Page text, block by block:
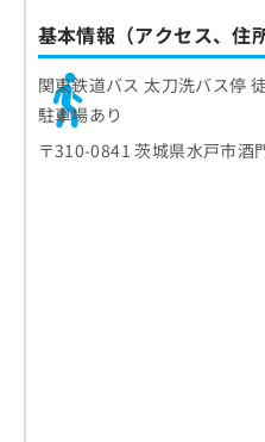
基本情報（アクセス、住
関東鉄道バス 太刀洗バス停
駐車場あり
〒310-0841 茨城県水戸市酒